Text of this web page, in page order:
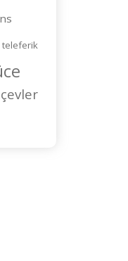
teleferik